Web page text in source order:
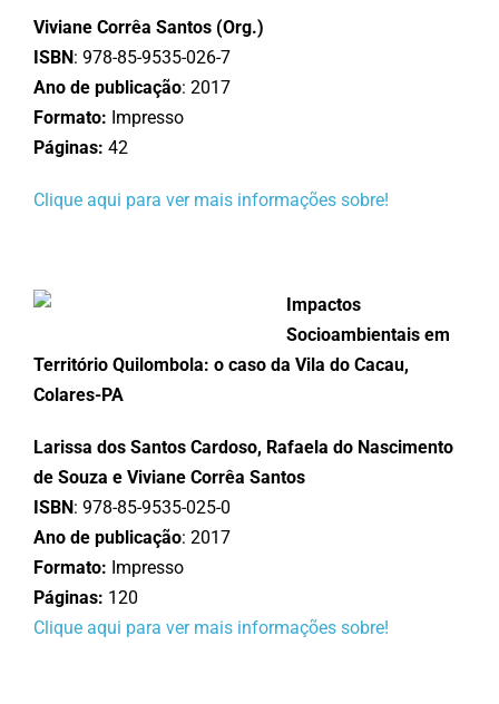
Viviane Corrêa Santos (Org.)
ISBN : 978-85-9535-026-7
Ano de publicação: 2017
Formato: Impresso
Páginas: 42
Clique aqui para ver mais informações sobre!
Impactos
Socioambientais em
Território Quilombola: o caso da Vila do Cacau,
Colares-PA
Larissa dos Santos Cardoso, Rafaela do Nascimento
de Souza e Viviane Corrêa Santos
ISBN : 978-85-9535-025-0
Ano de publicação: 2017
Formato: Impresso
Páginas: 120
Clique aqui para ver mais informações sobre!